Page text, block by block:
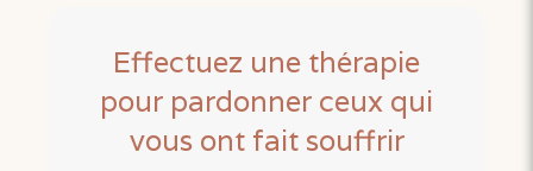
Effectuez une thérapie
pour pardonner ceux qui
vous ont fait souffrir